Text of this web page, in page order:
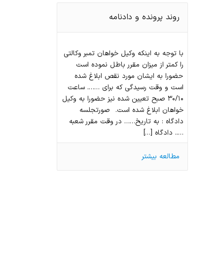
روند پرونده و دادنامه
با توجه به اينكه وكيل خواهان تمبر وكالتي
را كمتر از ميزان مقرر باطل نموده است
حضورا به ايشان مورد نقص ابلاغ شده
است و وقت رسيدگي كه براي ……. ساعت
۳۰/۱۰ صبح تعيين شده نيز حضورا به وكيل
خواهان ابلاغ شده است. صورتجلسه
دادگاه : به تاريخ…… در وقت مقرر شعبه
….. دادگاه […]
مطالعه بیشتر